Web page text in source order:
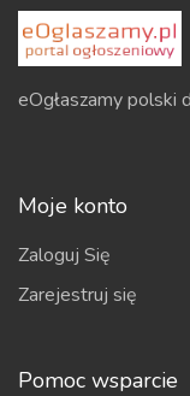
eOgłaszamy polski
Moje konto
Zaloguj Się
Zarejestruj się
Pomoc wsparcie